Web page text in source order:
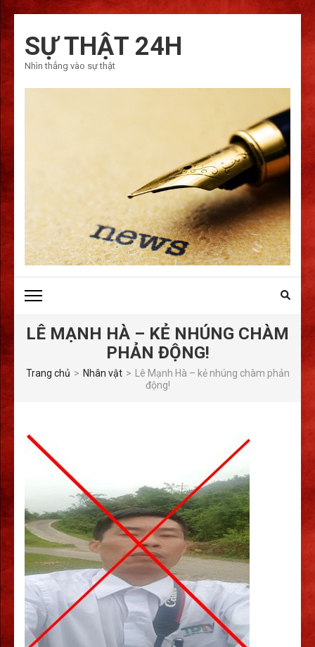
qua
tới
nội
SỰ THẬT 24H
Nhìn thẳng vào sự thật
LÊ MẠNH HÀ – KẺ NHÚNG CHÀM
PHẢN ĐỘNG!
Trang chủ > Nhân vật > Lê Mạnh Hà – kẻ nhúng chàm phản
động!